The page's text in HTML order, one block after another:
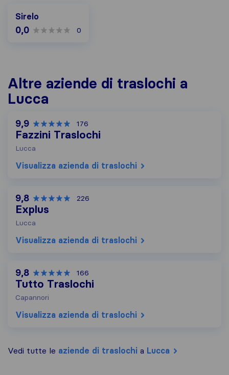
Sirelo
0,0 0
Altre aziende di traslochi a
Lucca
9,9 176
Fazzini Traslochi
Lucca
Visualizza azienda di traslochi
9,8 226
Explus
Lucca
Visualizza azienda di traslochi
9,8 166
Tutto Traslochi
Capannori
Visualizza azienda di traslochi
Vedi tutte le aziende di traslochi a Lucca